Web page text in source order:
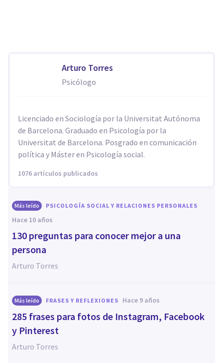
Arturo Torres
Psicólogo
Licenciado en Sociología por la Universitat Autónoma
de Barcelona. Graduado en Psicología por la
Universitat de Barcelona. Posgrado en comunicación
política y Máster en Psicología social.
1076 artículos publicados
Más leído PSICOLOGÍA SOCIAL Y RELACIONES PERSONALES
hace 10 años
130 preguntas para conocer mejor a una
persona
Arturo Torres
Más leído FRASES Y REFLEXIONES hace 9 años
285 frases para fotos de Instagram, Facebook
y Pinterest
Arturo Torres